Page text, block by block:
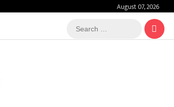
August 07, 2026
Search
…